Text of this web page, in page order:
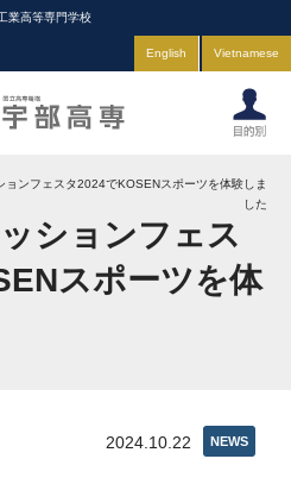
業高等専門学校
English Vietnamese
ョンフェスタ2024でKOSENスポーツを体験しま
した
ションフェス
スポーツを体
NEWS
2024.10.22